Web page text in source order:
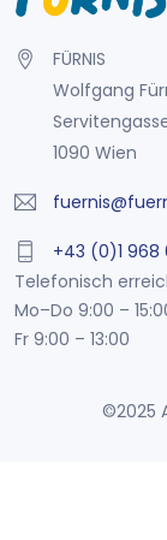
FÜRNIS
Wolfgang
1090 Wien
+43 (0)1 968
Telefonisch
Mo–Do 9:00 –
Fr 9:00 – 13:00
©2025